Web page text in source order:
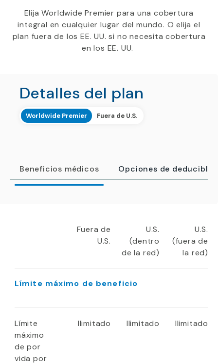
Elija Worldwide Premier para una cobertura
integral en cualquier lugar del mundo. O elija el
plan fuera de los EE. UU. si no necesita cobertura
en los EE. UU.
Detalles del plan
Worldwide Premier Fuera de U.S.
Beneficios médicos Opciones de deducibles
Fuera de
U.S.
U.S.
(dentro
de la red)
U.S.
(fuera de
la red)
Límite máximo de beneficio
Límite
máximo
de por
vida por
Ilimitado Ilimitado Ilimitado